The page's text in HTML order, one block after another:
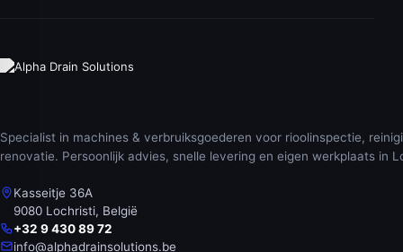
Specialist in machines & verbruiksgoederen voor rioolinspectie,
renovatie. Persoonlijk advies, snelle levering en eigen werkplaats in
Kasseitje 36A
9080 Lochristi, België
+32 9 430 89 72
info@alphadrainsolutions.be